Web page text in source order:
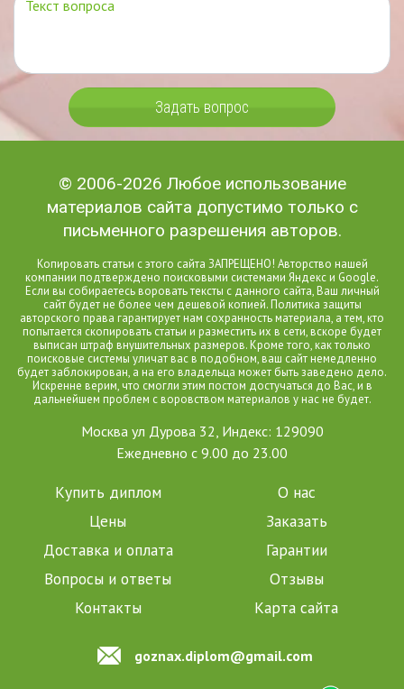
Задать вопрос
© 2006-2026 Любое использование
материалов сайта допустимо только с
письменного разрешения авторов.
Копировать статьи с этого сайта ЗАПРЕЩЕНО! Авторство нашей
компании подтверждено поисковыми системами Яндекс и Google.
Если вы собираетесь воровать тексты с данного сайта, Ваш личный
сайт будет не более чем дешевой копией. Политика защиты
авторского права гарантирует нам сохранность материала, а тем, кто
попытается скопировать статьи и разместить их в сети, вскоре будет
выписан штраф внушительных размеров. Кроме того, как только
поисковые системы уличат вас в подобном, ваш сайт немедленно
будет заблокирован, а на его владельца может быть заведено дело.
Искренне верим, что смогли этим постом достучаться до Вас, и в
дальнейшем проблем с воровством материалов у нас не будет.
Москва ул Дурова 32, Индекс: 129090
Ежедневно с 9.00 до 23.00
Купить диплом
О нас
Цены
Заказать
Доставка и оплата
Гарантии
Вопросы и ответы
Отзывы
Контакты
Карта сайта
goznax.diplom@gmail.com